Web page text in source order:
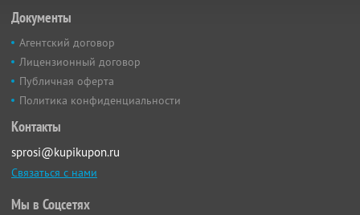
Документы
Агентский договор
Лицензионный договор
Публичная оферта
Политика конфиденциальности
Контакты
sprosi@kupikupon.ru
Связаться с нами
Мы в Соцсетях